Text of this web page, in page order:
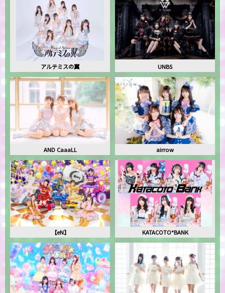
アルテミスの翼 UNBS
AND CaaaLL airrow
【eN】 KATACOTO*BANK